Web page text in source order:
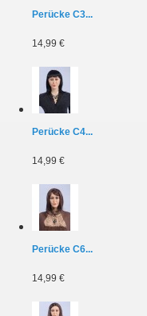
Perücke C3...
14,99 €
Perücke C4...
14,99 €
Perücke C6...
14,99 €